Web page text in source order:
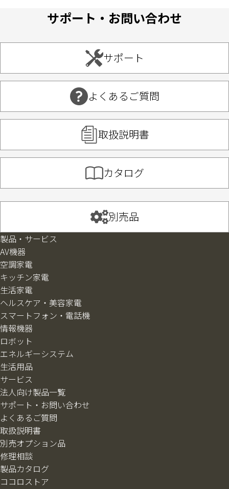
サポート・お問い合わせ
サポート
よくあるご質問
取扱説明書
カタログ
別売品
製品・サービス
AV機器
空調家電
キッチン家電
生活家電
ヘルスケア・美容家電
スマートフォン・電話機
情報機器
ロボット
エネルギーシステム
生活用品
サービス
法人向け製品一覧
サポート・お問い合わせ
よくあるご質問
取扱説明書
別売オプション品
修理相談
製品カタログ
ココロストア